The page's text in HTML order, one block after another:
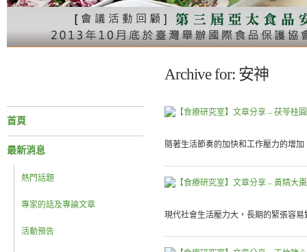
Archive for: 安神
首頁
最新消息
熱門話題
專家的話及專論文章
活動預告
隨著生活節奏的加快和工作壓力的增
現代社會生活壓力大，長期的緊張容